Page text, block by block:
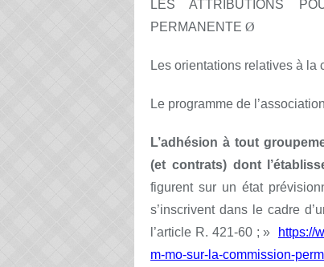
LES ATTRIBUTIONS
PERMANENTE Ø
Les orientations relatives à la
Le programme de
L’adhésion à tout
(et contrats) dont
figurent sur un état
s’inscrivent dans le cadre
l’article R. 421-60 ; »
https://
m-mo-sur-la-commission-